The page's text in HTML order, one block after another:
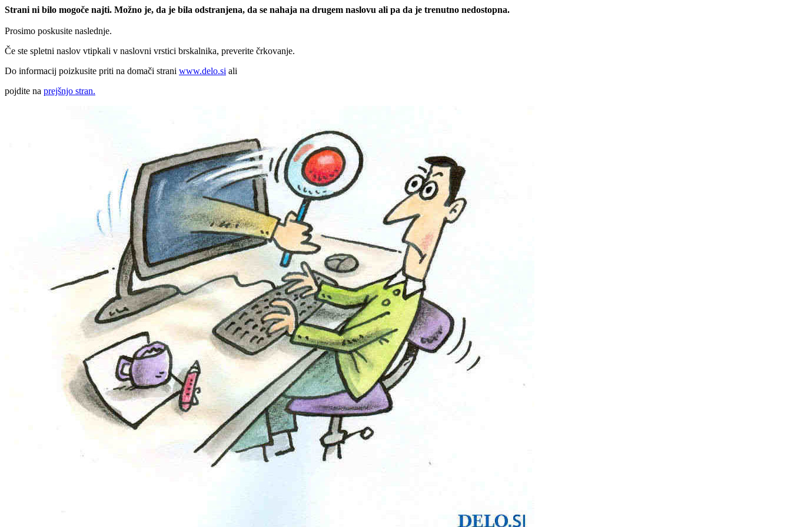
Strani ni bilo mogoče najti. Možno je, da je bila odstranjena, da se nahaja na drugem naslovu ali pa da je trenutno nedostopna.
Prosimo poskusite naslednje.
Če ste spletni naslov vtipkali v naslovni vrstici brskalnika, preverite črkovanje.
Do informacij poizkusite priti na domači strani www.delo.si ali
pojdite na prejšnjo stran.